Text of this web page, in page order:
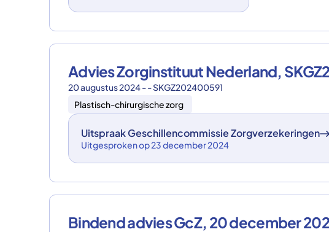
Advies Zorginstituut Nederland,
20 augustus 2024 - - SKGZ202400591
Plastisch-chirurgische zorg
Uitspraak Geschillencommissie Zorgverzekeringen
Uitgesproken op 23 december 2024
Bindend advies GcZ, 20 december